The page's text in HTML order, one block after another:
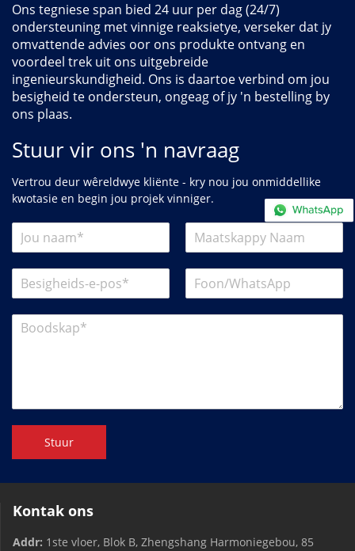
Ons tegniese span bied 24 uur per dag (24/7)
ondersteuning met vinnige reaksietye, verseker dat jy
omvattende advies oor ons produkte ontvang en
voordeel trek uit ons uitgebreide
ingenieurskundigheid. Ons is daartoe verbind om jou
besigheid te ondersteun, ongeag of jy 'n bestelling by
ons plaas.
Stuur vir ons 'n navraag
Vertrou deur wêreldwye kliënte - kry nou jou onmiddellike
kwotasie en begin jou projek vinniger.
Stuur
Kontak ons
Addr: 1ste vloer, Blok B, Zhengshang Harmoniegebou, 85